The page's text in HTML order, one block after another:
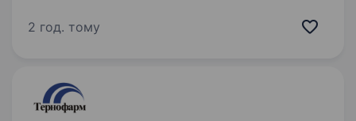
У свою команду шукаємо хіміка-лаборанта.
2 год. тому